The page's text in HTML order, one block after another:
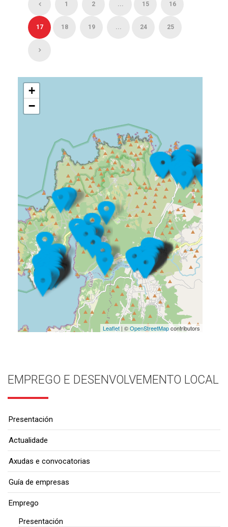
1 2 ... 15 16
17 18 19 ... 24 25
+
−
Leaflet| ©OpenStreetMapcontributors
EMPREGO E DESENVOLVEMENTO LOCAL
Presentación
Actualidade
Axudas e convocatorias
Guía de empresas
Emprego
Presentación